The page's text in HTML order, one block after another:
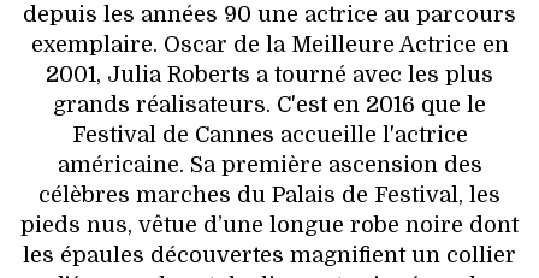
depuis les années 90 une actrice au parcours
exemplaire. Oscar de la Meilleure Actrice en
2001, Julia Roberts a tourné avec les plus
grands réalisateurs. C'est en 2016 que le
Festival de Cannes accueille l'actrice
américaine. Sa première ascension des
célèbres marches du Palais de Festival, les
pieds nus, vêtue d’une longue robe noire dont
les épaules découvertes magnifient un collier